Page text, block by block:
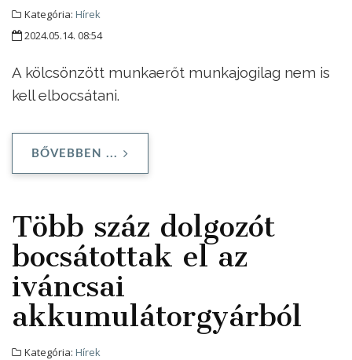
Kategória: Hírek
2024.05.14. 08:54
A kölcsönzött munkaerőt munkajogilag nem is
kell elbocsátani.
BŐVEBBEN ...
Több száz dolgozót
bocsátottak el az
iváncsai
akkumulátorgyárból
Kategória: Hírek